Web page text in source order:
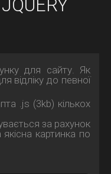
для сайту. Як
відліку до певної
.js (3kb) кількох
за рахунок
картинка по